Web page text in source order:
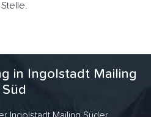
Stelle.
in Ingolstadt Mailing
Süd